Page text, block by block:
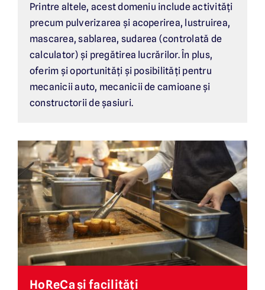
Printre altele, acest domeniu include activități
precum pulverizarea și acoperirea, lustruirea,
mascarea, sablarea, sudarea (controlată de
calculator) și pregătirea lucrărilor. În plus,
oferim și oportunități și posibilități pentru
mecanicii auto, mecanicii de camioane și
constructorii de șasiuri.
HoReCa și facilități